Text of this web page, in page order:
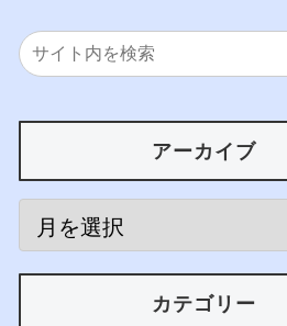
アーカイブ
カテゴリー